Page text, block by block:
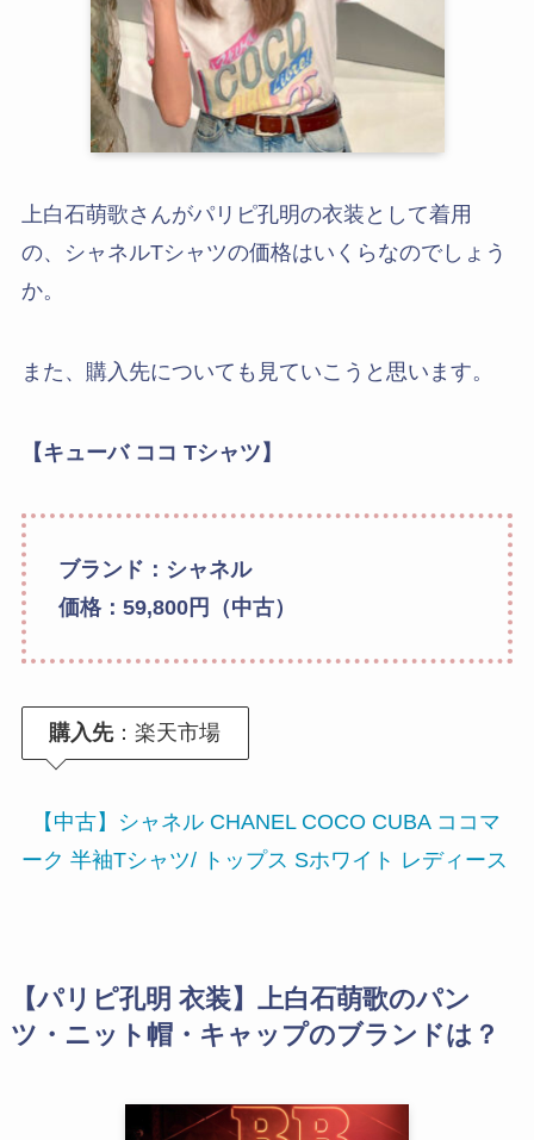
上白石萌歌さんがパリピ孔明の衣装として着用
の、シャネルTシャツの価格はいくらなのでしょう
か。
また、購入先についても見ていこうと思います。
【キューバ ココ Tシャツ】
ブランド：シャネル
価格：59,800円（中古）
購入先：楽天市場
【中古】シャネル CHANEL COCO CUBA ココマ
ーク 半袖Tシャツ/ トップス Sホワイト レディース
【パリピ孔明 衣装】上白石萌歌のパン
ツ・ニット帽・キャップのブランドは？